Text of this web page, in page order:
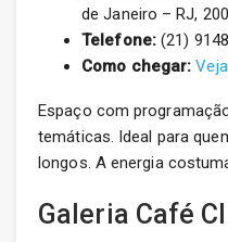
de Janeiro – RJ,
Telefone:(21)
Como chegar:
Espaço com
temáticas. Ideal para
longos. A energia
Galeria Café